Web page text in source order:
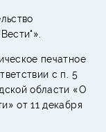
печатное
с п. 5
области «О
от 11 декабря